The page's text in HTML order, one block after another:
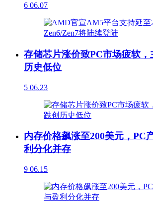
6 06.07
存储芯片涨价致PC市场疲软，
历史低位
5 06.23
内存价格飙涨至200美元，PC
利分化并存
9 06.15